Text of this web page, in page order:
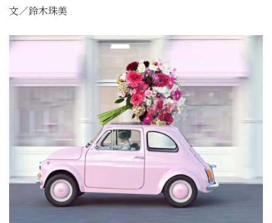
文／鈴木珠美